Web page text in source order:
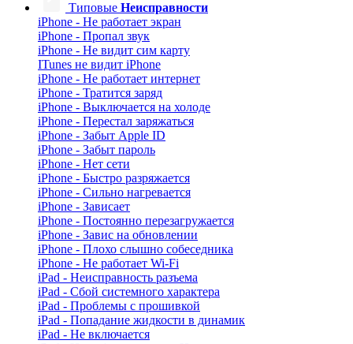
Типовые Неисправности
iPhone - Не работает экран
iPhone - Пропал звук
iPhone - Не видит сим карту
ITunes не видит iPhone
iPhone - Не работает интернет
iPhone - Тратится заряд
iPhone - Выключается на холоде
iPhone - Перестал заряжаться
iPhone - Забыт Apple ID
iPhone - Забыт пароль
iPhone - Нет сети
iPhone - Быстро разряжается
iPhone - Сильно нагревается
iPhone - Зависает
iPhone - Постоянно перезагружается
iPhone - Завис на обновлении
iPhone - Плохо слышно собеседника
iPhone - Не работает Wi-Fi
iPad - Неисправность разъема
iPad - Сбой системного характера
iPad - Проблемы с прошивкой
iPad - Попадание жидкости в динамик
iPad - Не включается